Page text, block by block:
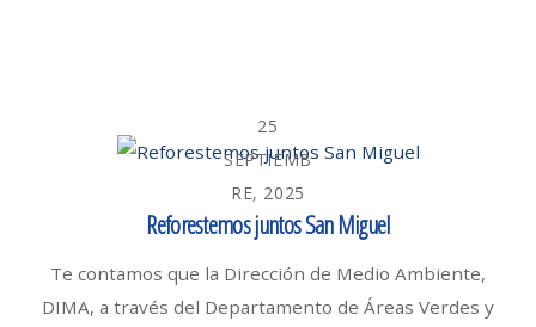
25
SEPTIEMB
RE, 2025
Reforestemos juntos San Miguel
Te contamos que la Dirección de Medio Ambiente,
DIMA, a través del Departamento de Áreas Verdes y